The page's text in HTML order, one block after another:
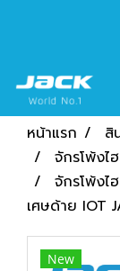
หน้าแรก สิ
จักรโพ้งไ
จักรโพ้ง
เศษด้าย IOT
New